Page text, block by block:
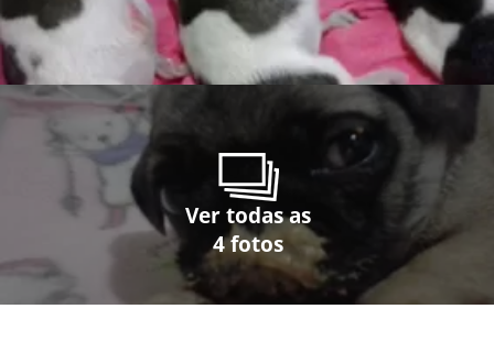
Ver todas as
4 fotos
Ver todas as
4 fotos
Ver todas as
4 fotos
Ver todas as
4 fotos